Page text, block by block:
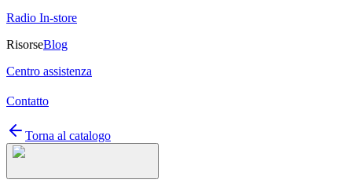
Radio In-store
RisorseBlog
Centro assistenza
Contatto
Torna al catalogo